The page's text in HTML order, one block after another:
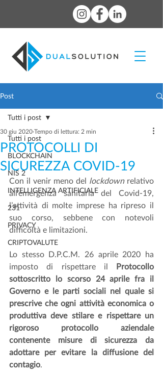
Post
Tutti i post
BLOCKCHAIN
NIS 2
INTELLIGENZA ARTIFICIALE
231
PRIVACY
CRIPTOVALUTE
Tutti i post
PROTOCOLLI DI
SICUREZZA COVID-19
30 giu 2020 Tempo di lettura: 2 min
Con il venir meno del lockdown relativo
all’emergenza sanitaria del Covid-19,
l’attività di molte imprese ha ripreso il
suo corso, sebbene con notevoli
difficoltà e limitazioni.
Lo stesso D.P.C.M. 26 aprile 2020 ha
imposto di rispettare il Protocollo
sottoscritto lo scorso 24 aprile fra il
Governo e le parti sociali nel quale si
prescrive che ogni attività economica o
produttiva deve stilare e rispettare un
rigoroso protocollo aziendale
contenente misure di sicurezza da
adottare per evitare la diffusione del
contagio.